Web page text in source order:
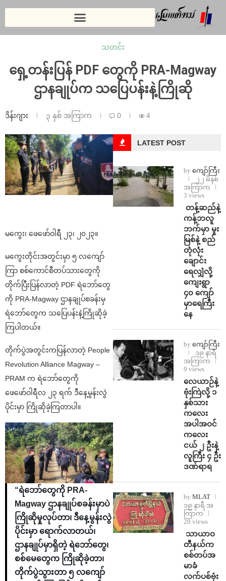
သတင်း
ရှေ့တန်းပြန် PDF တွေကို PRA-Magway
ဌာနချုပ်က သပြေပန်းနဲ့ကြိုဆို
ဒိန်းဂျား ၃ နှစ် အကြာက 0 4
မကွေး၊ ဖေဖော်ဝါရီ ၂၃၊ ၂၀၂၃။
မကွေးတိုင်းအတွင်းမှာ ၅ လကျော်
ကြာ စစ်ကောင်စီတပ်သားတွေကို
တိုက်ပြီးပြန်လာတဲ့ PDF ရဲဘော်တွေ
ကို PRA-Magway ဌာနချုပ်စခန်းမှ
ရဲဘော်တွေက သပြေပန်းနဲ့ကြိုဆိုခဲ့
ကြပါတယ်။
တိုက်ပွဲအတွင်းကပြန်လာတဲ့ People
Revolution Alliance Magway –
PRAM က ရဲဘော်တွေကို
ဖေဖော်ဝါရီလ ၂၃ ရက် ဒီနေ့မွန်းလွဲ
ပိုင်းမှာ ကြိုဆိုခဲ့ကြတာပါ။
“ရဲဘော်တွေကို PRA-
Magway ဌာနချုပ်စခန်းမှာပဲ
ကြိုဆိုမှုလုပ်တာ၊ ဒီနေ့မွန်းလွဲ
ပိုင်းမှာ ရောက်လာတယ်၊
ဌာနချုပ်မှာရှိတဲ့ ရဲဘော်တွေ၊
စစ်မေတွေက ကြိုဆိုခဲ့တာ၊
တိုက်ပွဲသွားတာ ၅ လကျော်
LATEST POST
by ကျော်ကြီး
၂၂ မိနစ်
အကြာက
3 views
⁩ ⁨တန့်ဆည်နဲ့
ကန့်ဘလူ
ဘက်မှာ မူး
မြစ်နဲ့ စည်
တုံလုံး
ချောင်း
ရေလျှံလို့
ကျေးရွာ
၄၀ ကျော်
မှာရေကြီး
နေ
by ကျော်ကြီး
၁၉ နာရီ
အကြာက
9 views
⁨လေယာဉ်နဲ့
ဗုံးကြဲလို့ ၁
နှစ်သား
ကလေး
အပါအဝင်
ကလေး
ငယ် ၂ ဦးနဲ့
လူကြီး ၄ ဦး
ဒဏ်ရာရ
by MLAT
၁၉ နာရီ အ
ကြာက
20 views
⁩ ⁨သာယာဝ
တီနယ်က
စစ်တပ်အ
မာခံ
လက်ပစ်ဗုံး